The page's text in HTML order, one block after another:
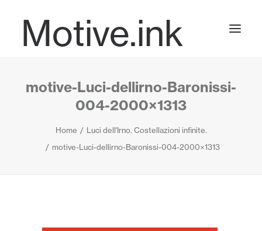
Motive.ink
Projects
Journal
motive-Luci-dellirno-Baronissi-
004-2000×1313
Home
Luci dell'Irno. Costellazioni infinite.
motive-Luci-dellirno-Baronissi-004-2000×1313